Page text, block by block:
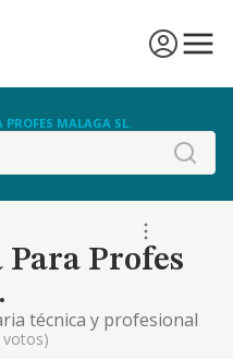
MALAGA SL.
Profes
técnica y profesional
votos)